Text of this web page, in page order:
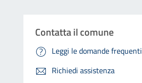
Contatta il comune
Leggi le domande frequenti
Richiedi assistenza